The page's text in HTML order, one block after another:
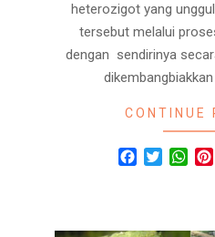
heterozigot yang
tersebut melalui
dengan sendirinya
CONTINUE
Facebook
Twitter